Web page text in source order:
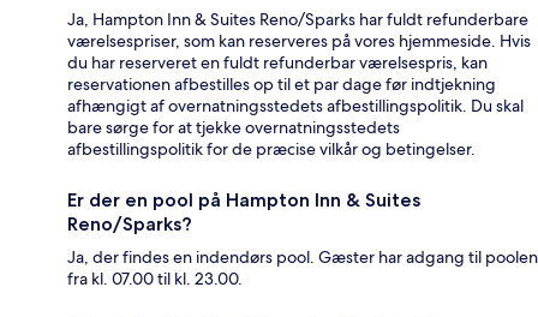
Ja, Hampton Inn & Suites Reno/Sparks har fuldt refunderbare
værelsespriser, som kan reserveres på vores hjemmeside. Hvis
du har reserveret en fuldt refunderbar værelsespris, kan
reservationen afbestilles op til et par dage før indtjekning
afhængigt af overnatningsstedets afbestillingspolitik. Du skal
bare sørge for at tjekke overnatningsstedets
afbestillingspolitik for de præcise vilkår og betingelser.
Er der en pool på Hampton Inn & Suites
Reno/Sparks?
Ja, der findes en indendørs pool. Gæster har adgang til poolen
fra kl. 07.00 til kl. 23.00.